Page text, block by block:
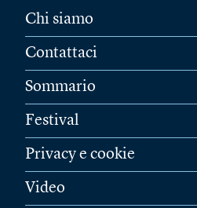
Chi siamo
Contattaci
Sommario
Festival
Privacy e cookie
Video